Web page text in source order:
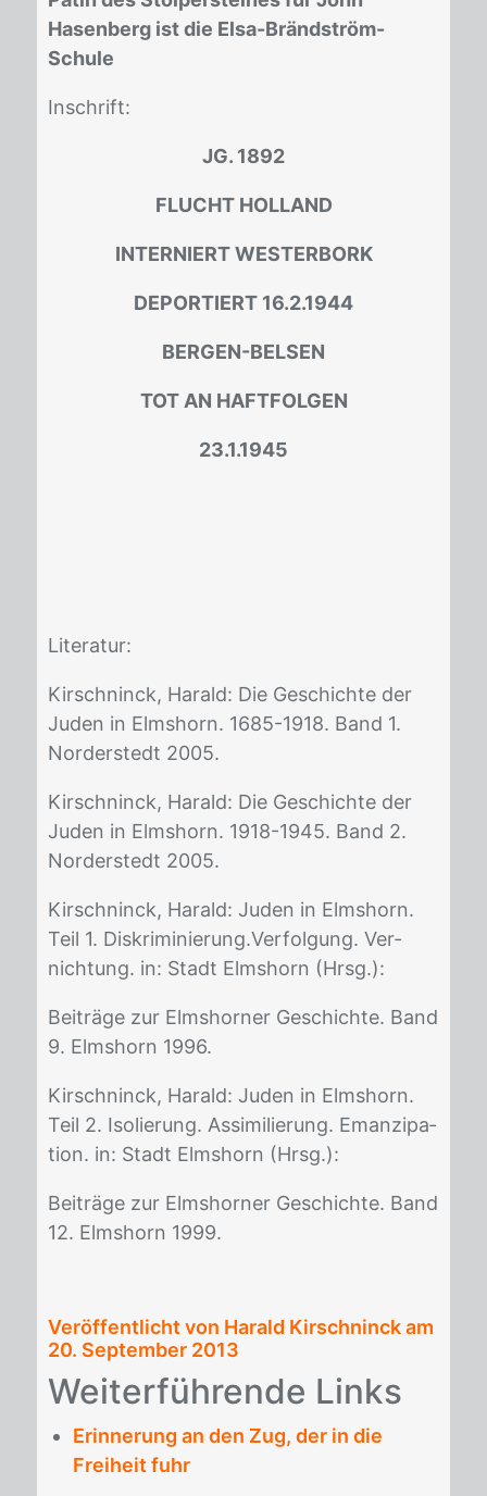
Hasenberg ist die Elsa-Brändström-
Schule
In­schrift:
JG. 1892
FLUCHT HOLLAND
INTERNIERT WESTERBORK
DEPORTIERT 16.2.1944
BERGEN-BELSEN
TOT AN HAFTFOLGEN
23.1.1945
Li­te­ra­tur:
Kir­sch­ninck, Ha­rald: Die Ge­schich­te der
Ju­den in Elms­horn. 1685-1918. Band 1.
Nor­der­stedt 2005.
Kir­sch­ninck, Ha­rald: Die Ge­schich­te der
Ju­den in Elms­horn. 1918-1945. Band 2.
Nor­der­stedt 2005.
Kir­sch­ninck, Ha­rald: Ju­den in Elms­horn.
Teil 1. Dis­kri­mi­nie­rung.Ver­fol­gung. Ver­
nich­tung. in: Stadt Elms­horn (Hrsg.):
Bei­trä­ge zur Elms­hor­ner Ge­schich­te. Band
9. Elms­horn 1996.
Kir­sch­ninck, Ha­rald: Ju­den in Elms­horn.
Teil 2. Iso­lie­rung. As­si­mi­lie­rung. Eman­zi­pa­
ti­on. in: Stadt Elms­horn (Hrsg.):
Bei­trä­ge zur Elms­hor­ner Ge­schich­te. Band
12. Elms­horn 1999.
Veröffentlicht von Harald Kirschninck am
20. September 2013
Wei­ter­füh­ren­de Links
Erinnerung an den Zug, der in die
Freiheit fuhr